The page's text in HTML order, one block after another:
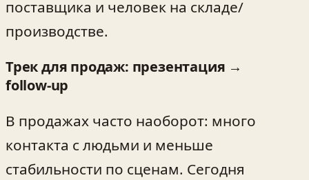
поставщика и человек на складе/
производстве.
Трек для продаж: презентация →
follow‑up
В продажах часто наоборот: много
контакта с людьми и меньше
стабильности по сценам. Сегодня